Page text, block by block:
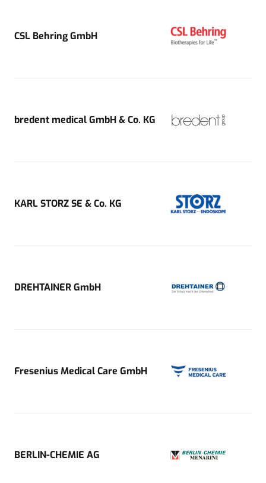
CSL Behring GmbH
bredent medical GmbH & Co. KG
KARL STORZ SE & Co. KG
DREHTAINER GmbH
Fresenius Medical Care GmbH
BERLIN-CHEMIE AG